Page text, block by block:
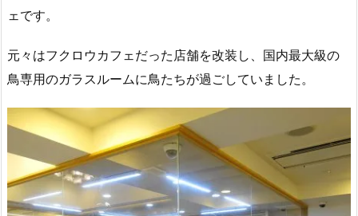
ェです。
元々はフクロウカフェだった店舗を改装し、国内最大級の
鳥専用のガラスルームに鳥たちが過ごしていました。